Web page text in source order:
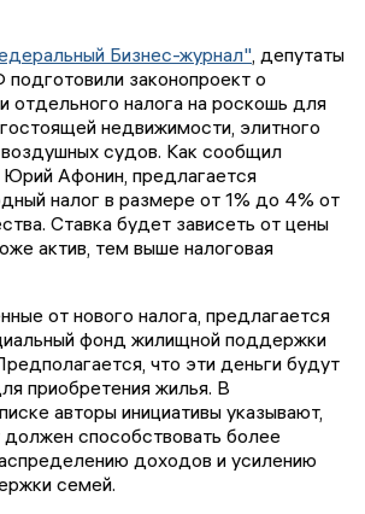
Бизнес-журнал", депутаты
законопроект о
отдельного налога на роскошь для
недвижимости, элитного
воздушных судов. Как сообщил
Афонин, предлагается
налог в размере от 1% до 4% от
Ставка будет зависеть от цены
актив, тем выше налоговая
от нового налога, предлагается
фонд жилищной поддержки
что эти деньги будут
приобретения жилья. В
авторы инициативы указывают,
должен способствовать более
доходов и усилению
семей.